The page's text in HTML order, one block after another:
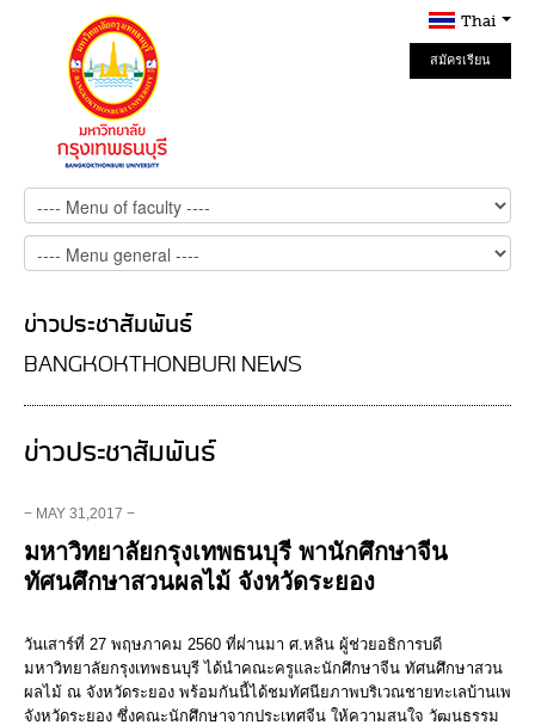
Thai
สมัครเรียน
Online
ข่าวประชาสัมพันธ์
BANGKOKTHONBURI NEWS
ข่าวประชาสัมพันธ์
− MAY 31,2017 −
มหาวิทยาลัยกรุงเทพธนบุรี พานักศึกษาจีน
ทัศนศึกษาสวนผลไม้ จังหวัดระยอง
วันเสาร์ที่ 27 พฤษภาคม 2560 ที่ผ่านมา ศ.หลิน ผู้ช่วยอธิการบดี
มหาวิทยาลัยกรุงเทพธนบุรี ได้นำคณะครูและนักศึกษาจีน ทัศนศึกษาสวน
ผลไม้ ณ จังหวัดระยอง พร้อมกันนี้ได้ชมทัศนียภาพบริเวณชายทะเลบ้านเพ
จังหวัดระยอง ซึ่งคณะนักศึกษาจากประเทศจีน ให้ความสนใจ วัฒนธรรม